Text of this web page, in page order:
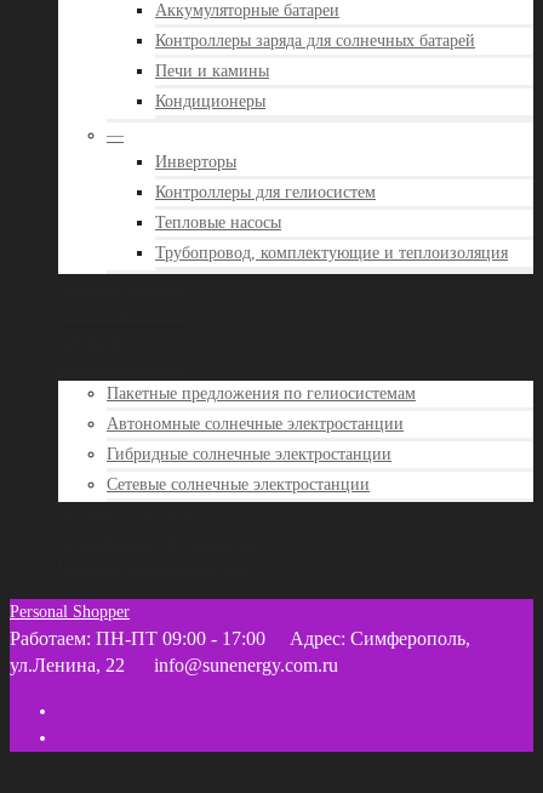
Аккумуляторные батареи
Контроллеры заряда для солнечных батарей
Печи и камины
Кондиционеры
—
Инверторы
Контроллеры для гелиосистем
Тепловые насосы
Трубопровод, комплектующие и теплоизоляция
Пакетные предложения по гелиосистемам
Автономные солнечные электростанции
Гибридные солнечные электростанции
Сетевые солнечные электростанции
Personal Shopper
Работаем: ПН-ПТ 09:00 - 17:00
Адрес: Симферополь,
ул.Ленина, 22
info@sunenergy.com.ru